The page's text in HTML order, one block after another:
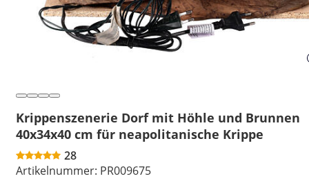
Krippenszenerie Dorf mit Höhle und Brunnen
40x34x40 cm für neapolitanische Krippe
28
Artikelnummer: PR009675